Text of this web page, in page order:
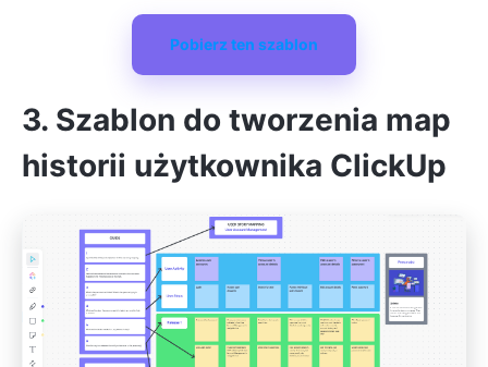
Pobierz ten szablon
3. Szablon do tworzenia map
historii użytkownika ClickUp